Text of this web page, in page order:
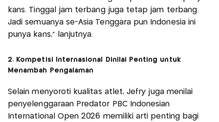
kans. Tinggal jam terbang juga tetap jam terbang.
Jadi semuanya se-Asia Tenggara pun Indonesia ini
punya kans," lanjutnya.
2. Kompetisi Internasional Dinilai Penting untuk
Menambah Pengalaman
Selain menyoroti kualitas atlet, Jefry juga menilai
penyelenggaraan Predator PBC Indonesian
International Open 2026 memiliki arti penting bagi